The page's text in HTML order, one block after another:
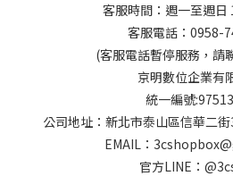
客服時間：週一至週日
客服電話：0958-
(客服電話暫停服務，請
京明數位企業有
統一編號
公司地址：新北市泰山區信華二街
EMAIL：
官方LINE：